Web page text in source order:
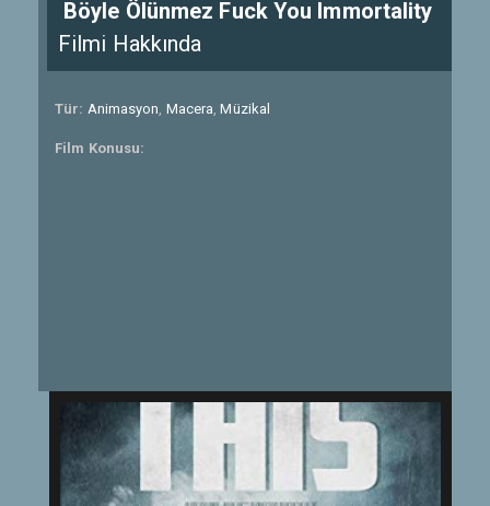
Böyle Ölünmez Fuck You Immortality
Filmi Hakkında
Tür: Animasyon, Macera,Müzikal
Film Konusu: